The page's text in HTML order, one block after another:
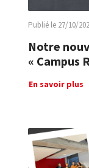
Publié le 27/10/
Notre
« Campus
En savoir plus